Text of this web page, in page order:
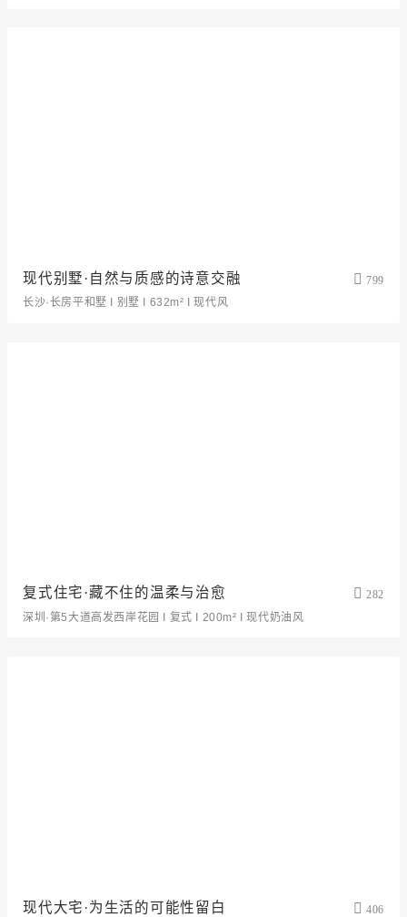
现代别墅·自然与质感的诗意交融
799
长沙·长房平和墅 I 别墅 I 632m² I 现代风
复式住宅·藏不住的温柔与治愈
282
深圳·第5大道高发西岸花园 I 复式 I 200m² I 现代奶油风
现代大宅·为生活的可能性留白
406